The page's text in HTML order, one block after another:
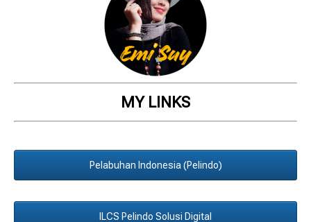
MY LINKS
Pelabuhan Indonesia (Pelindo)
ILCS Pelindo Solusi Digital